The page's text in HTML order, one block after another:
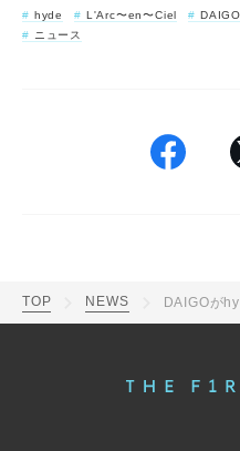
hyde L'Arc〜en〜Ciel DAIGO
ニュース
TOP NEWS